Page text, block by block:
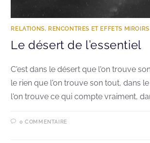
RELATIONS, RENCONTRES ET EFFETS MIROIRS
Le désert de l’essentiel
C'est dans le désert que l'on trouve
le rien que l'on trouve son tout, dans
l'on trouve ce qui compte vraiment,
0 COMMENTAIRE